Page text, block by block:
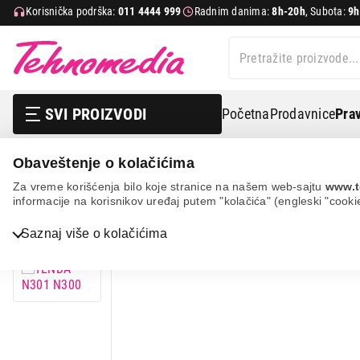
Obaveštenje o kolačićima
Za vreme korišćenja bilo koje stranice na našem web-sajtu
informacije na korisnikov uređaj putem "kolačića" (engleski
Saznaj više o kolačićima
Korisnička podrška: 011 4444 999 Radnim danima:8h-20h, Subota:
SVI PROIZVODI PočetnaProdavnice
Bela tehnika
IT & Gaming
It & gaming Mrežna oprema